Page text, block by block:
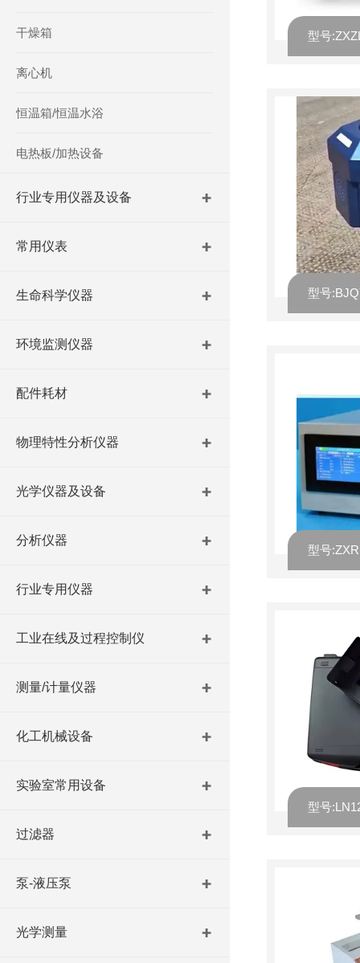
干燥箱
离心机
恒温箱/恒温水浴
电热板/加热设备
行业专用仪器及设备
常用仪表
生命科学仪器
环境监测仪器
配件耗材
物理特性分析仪器
光学仪器及设备
分析仪器
行业专用仪器
工业在线及过程控制仪
测量/计量仪器
化工机械设备
实验室常用设备
过滤器
泵-液压泵
光学测量